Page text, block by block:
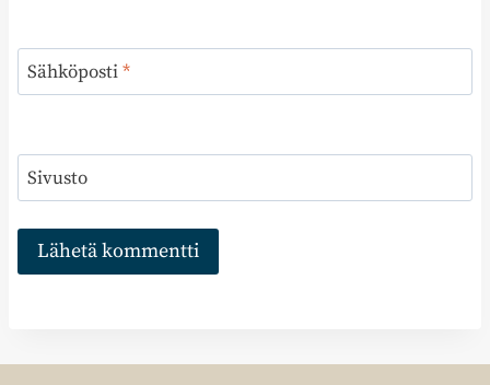
Sähköposti*
Sivusto